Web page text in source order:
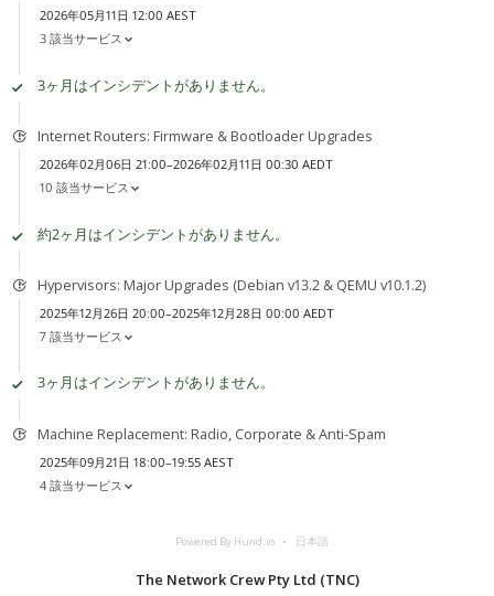
2026年05月11日 12:00 AEST
3 該当サービス
3ヶ月はインシデントがありません。
Internet Routers: Firmware & Bootloader Upgrades
2026年02月06日 21:00–2026年02月11日 00:30 AEDT
10 該当サービス
約2ヶ月はインシデントがありません。
Hypervisors: Major Upgrades (Debian v13.2 & QEMU v10.1.2)
2025年12月26日 20:00–2025年12月28日 00:00 AEDT
7 該当サービス
3ヶ月はインシデントがありません。
Machine Replacement: Radio, Corporate & Anti-Spam
2025年09月21日 18:00–19:55 AEST
4 該当サービス
Powered By Hund.io 日本語
The Network Crew Pty Ltd (TNC)